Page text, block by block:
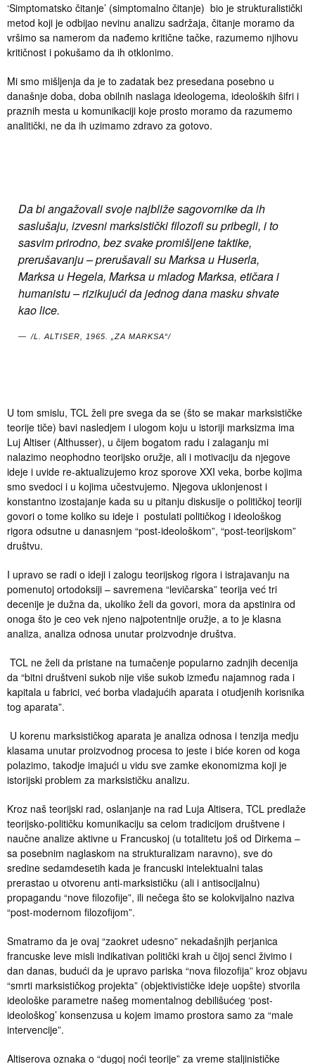
‘Simptomatsko čitanje’ (simptomalno čitanje) bio je strukturalistički
metod koji je odbijao nevinu analizu sadržaja, čitanje moramo da
vršimo sa namerom da nađemo kritične tačke, razumemo njihovu
kritičnost i pokušamo da ih otklonimo.
Mi smo mišljenja da je to zadatak bez presedana posebno u
današnje doba, doba obilnih naslaga ideologema, ideoloških šifri i
praznih mesta u komunikaciji koje prosto moramo da razumemo
analitički, ne da ih uzimamo zdravo za gotovo.
Da bi angažovali svoje najbliže sagovornike da ih
saslušaju, izvesni marksistički filozofi su pribegli, i to
sasvim prirodno, bez svake promišljene taktike,
prerušavanju – prerušavali su Marksa u Huserla,
Marksa u Hegela, Marksa u mladog Marksa, etičara i
humanistu – rizikujući da jednog dana masku shvate
kao lice.
/L. ALTISER, 1965. „ZA MARKSA“/
U tom smislu, TCL želi pre svega da se (što se makar marksističke
teorije tiče) bavi nasledjem i ulogom koju u istoriji marksizma ima
Luj Altiser (Althusser), u čijem bogatom radu i zalaganju mi
nalazimo neophodno teorijsko oružje, ali i motivaciju da njegove
ideje i uvide re-aktualizujemo kroz sporove XXI veka, borbe kojima
smo svedoci i u kojima učestvujemo. Njegova uklonjenost i
konstantno izostajanje kada su u pitanju diskusije o političkoj teoriji
govori o tome koliko su ideje i postulati političkog i ideološkog
rigora odsutne u danasnjem “post-ideološkom”, “post-teorijskom”
društvu.
I upravo se radi o ideji i zalogu teorijskog rigora i istrajavanju na
pomenutoj ortodoksiji – savremena “levičarska” teorija već tri
decenije je dužna da, ukoliko želi da govori, mora da apstinira od
onoga što je ceo vek njeno najpotentnije oružje, a to je klasna
analiza, analiza odnosa unutar proizvodnje društva.
TCL ne želi da pristane na tumačenje popularno zadnjih decenija
da “bitni društveni sukob nije više sukob između najamnog rada i
kapitala u fabrici, već borba vladajućih aparata i otudjenih korisnika
tog aparata”.
U korenu marksističkog aparata je analiza odnosa i tenzija medju
klasama unutar proizvodnog procesa to jeste i biće koren od koga
polazimo, takodje imajući u vidu sve zamke ekonomizma koji je
istorijski problem za marksističku analizu.
Kroz naš teorijski rad, oslanjanje na rad Luja Altisera, TCL predlaže
teorijsko-političku komunikaciju sa celom tradicijom društvene i
naučne analize aktivne u Francuskoj (u totalitetu još od Dirkema –
sa posebnim naglaskom na strukturalizam naravno), sve do
sredine sedamdesetih kada je francuski intelektualni talas
prerastao u otvorenu anti-marksističku (ali i antisocijalnu)
propagandu “nove filozofije”, ili nečega što se kolokvijalno naziva
“post-modernom filozofijom”.
Smatramo da je ovaj “zaokret udesno” nekadašnjih perjanica
francuske leve misli indikativan politički krah u čijoj senci živimo i
dan danas, budući da je upravo pariska “nova filozofija” kroz objavu
“smrti marksističkog projekta” (objektivističke ideje uopšte) stvorila
ideološke parametre našeg momentalnog debilišućeg ‘post-
ideološkog’ konsenzusa u kojem imamo prostora samo za “male
intervencije”.
Altiserova oznaka o “dugoj noći teorije” za vreme staljinističke